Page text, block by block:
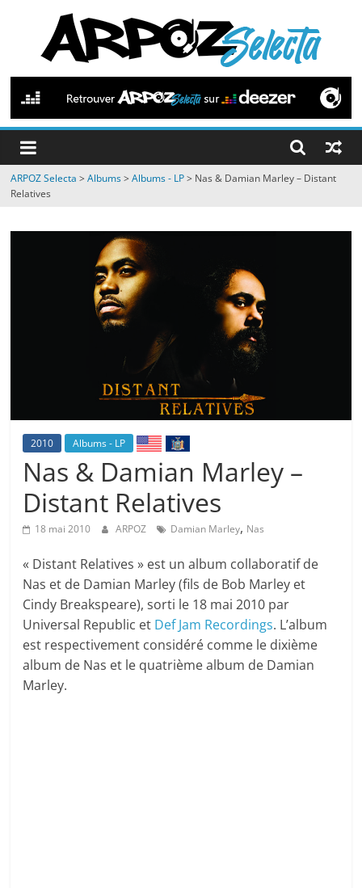
contenu
ARPOZ
Selecta
by
ARPOZ
ARPOZ Selecta >Albums>Albums - LP> Nas & Damian Marley – Distant
Relatives
2010 Albums - LP
Nas & Damian Marley –
Distant Relatives
18 mai 2010 ARPOZ Damian Marley, Nas
« Distant Relatives » est un album collaboratif de
Nas et de Damian Marley (fils de Bob Marley et
Cindy Breakspeare), sorti le 18 mai 2010 par
Universal Republic et Def Jam Recordings. L’album
est respectivement considéré comme le dixième
album de Nas et le quatrième album de Damian
Marley.